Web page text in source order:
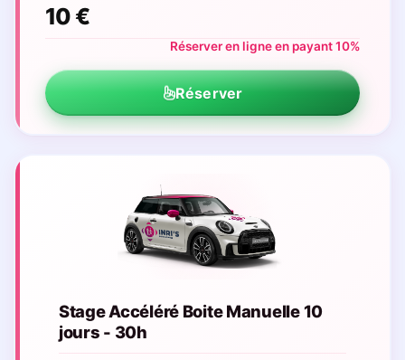
10 €
Réserver en ligne en payant 10%
Réserver
Stage Accéléré Boite Manuelle 10
jours - 30h